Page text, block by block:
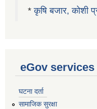
*कृषि बजार, कोशी
eGov services
घटना दर्ता
सामाजिक सुरक्षा